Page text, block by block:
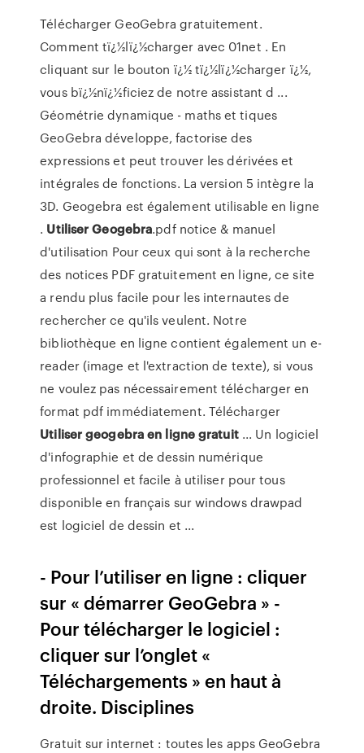
Télécharger GeoGebra gratuitement.
Comment tï¿½lï¿½charger avec 01net . En
cliquant sur le bouton ï¿½ tï¿½lï¿½charger ï¿½,
vous bï¿½nï¿½ficiez de notre assistant d ...
Géométrie dynamique - maths et tiques
GeoGebra développe, factorise des
expressions et peut trouver les dérivées et
intégrales de fonctions. La version 5 intègre la
3D. Geogebra est également utilisable en ligne
. Utiliser Geogebra.pdf notice & manuel
d'utilisation Pour ceux qui sont à la recherche
des notices PDF gratuitement en ligne, ce site
a rendu plus facile pour les internautes de
rechercher ce qu'ils veulent. Notre
bibliothèque en ligne contient également un e-
reader (image et l'extraction de texte), si vous
ne voulez pas nécessairement télécharger en
format pdf immédiatement. Télécharger
Utilisergeogebraen lignegratuit... Un logiciel
d'infographie et de dessin numérique
professionnel et facile à utiliser pour tous
disponible en français sur windows drawpad
est logiciel de dessin et ...
- Pour l’utiliser en ligne : cliquer
sur « démarrer GeoGebra » -
Pour télécharger le logiciel :
cliquer sur l’onglet «
Téléchargements » en haut à
droite. Disciplines
Gratuit sur internet : toutes les apps GeoGebra